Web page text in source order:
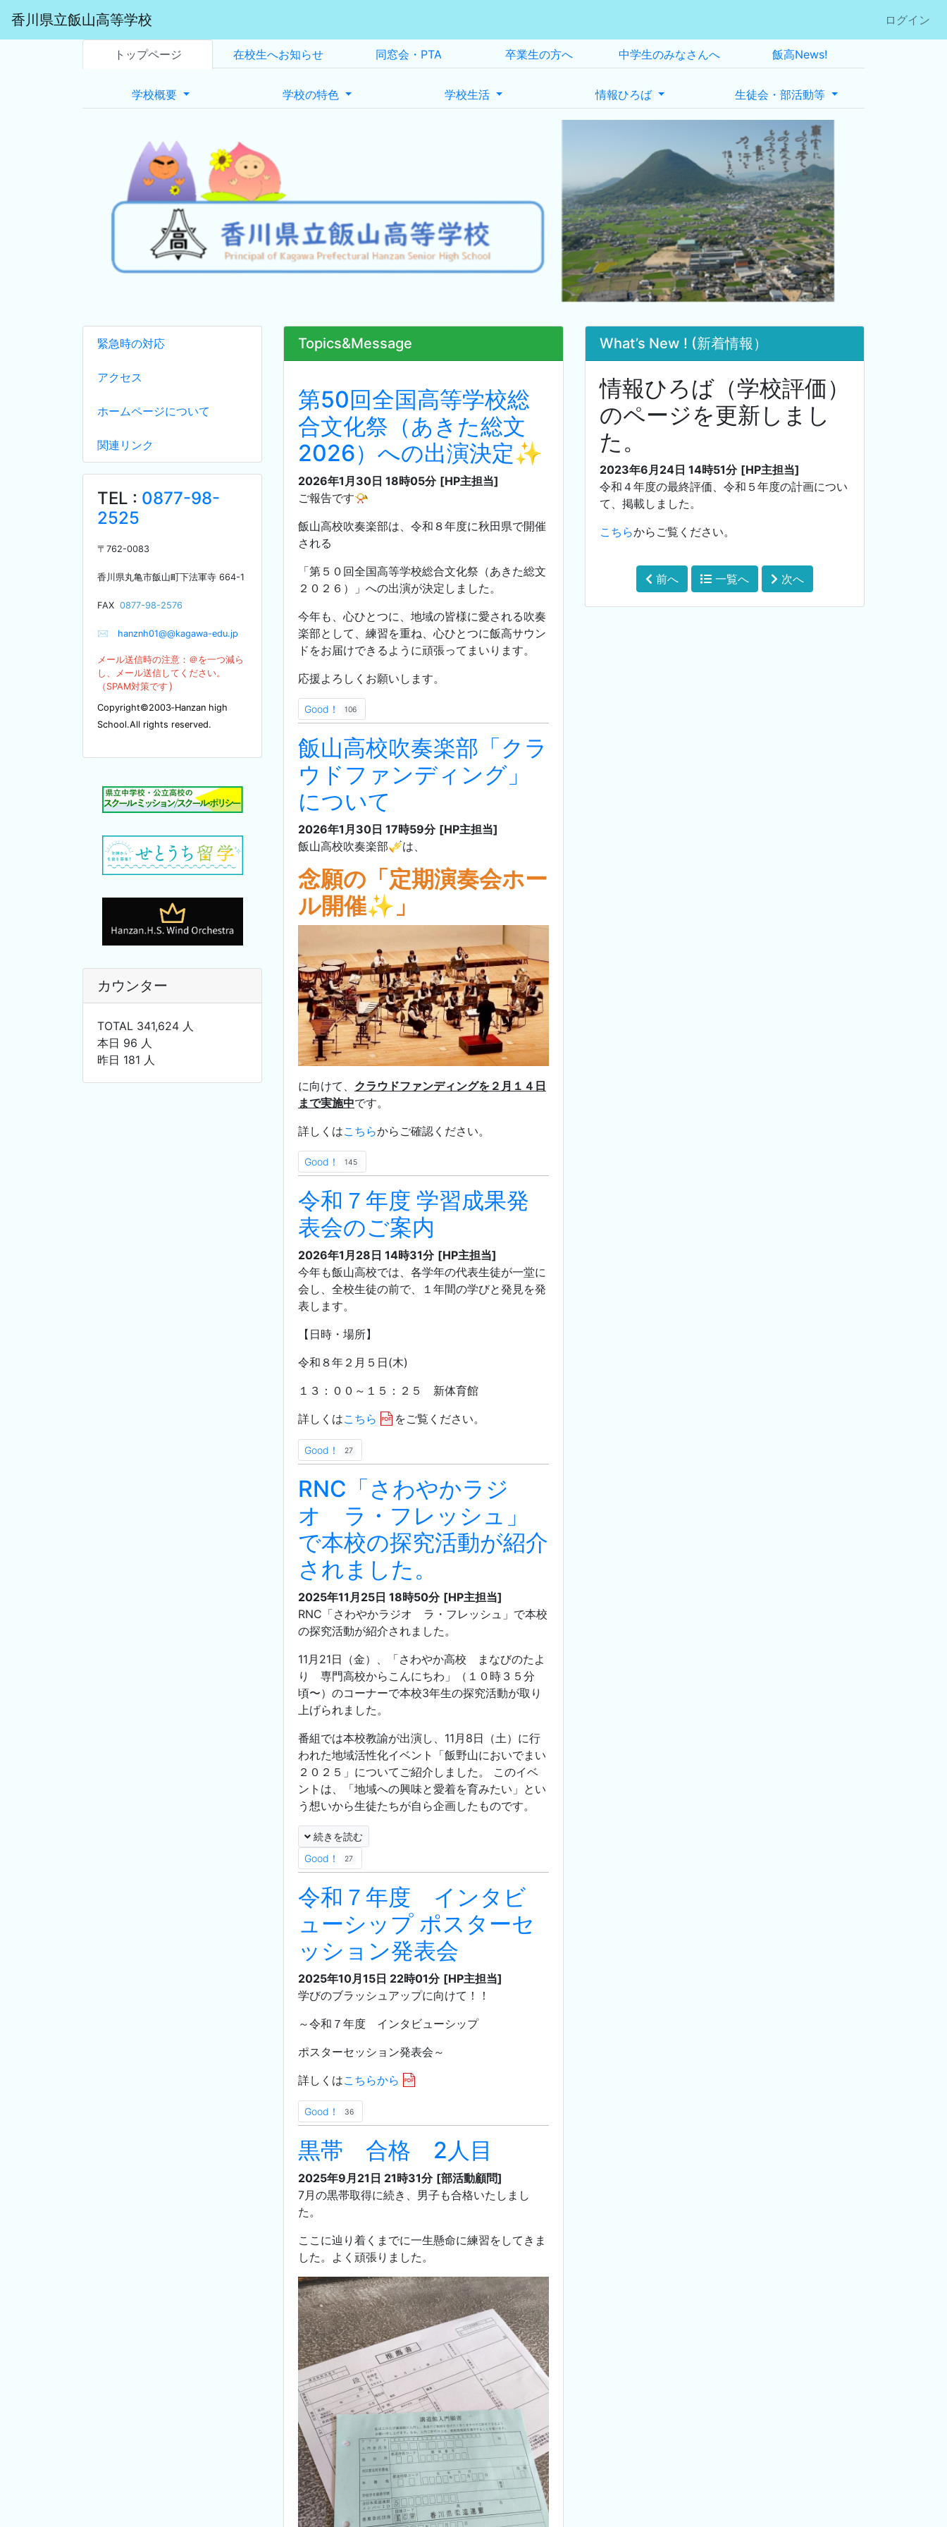
香川県立飯山高等学校 ログイン
トップページ 在校生へお知らせ 同窓会・PTA 卒業生の方へ 中学生のみなさんへ 飯高News!
学校概要 学校の特色 学校生活 情報ひろば 生徒会・部活動等
緊急時の対応
アクセス
ホームページについて
関連リンク
TEL : 0877-98-
2525
〒 762-0083
香川県丸亀市飯山町下法軍寺 664-1
FAX 0877-98-2576
✉ hanznh01@@kagawa-edu.jp
メール送信時の注意：＠を一つ減ら
し、メール送信してください。
（SPAM対策です ）
Copyright©2003‐Hanzan high
School.All rights reserved.
カウンター
TOTAL 341,624 人
本日 96 人
昨日 181 人
Topics&Message
第50回全国高等学校総
合文化祭（あきた総文
2026）への出演決定✨
2026年1月30日 18時05分 [HP主担当]
ご報告です📯
飯山高校吹奏楽部は、令和８年度に秋田県で開催
される
「第５０回全国高等学校総合文化祭（あきた総文
２０２６）」への出演が決定しました。
今年も、心ひとつに、地域の皆様に愛される吹奏
楽部として、練習を重ね、心ひとつに飯高サウン
ドをお届けできるように頑張ってまいります。
応援よろしくお願いします。
Good！ 106
飯山高校吹奏楽部「クラ
ウドファンディング」
について
2026年1月30日 17時59分 [HP主担当]
飯山高校吹奏楽部🎺は、
念願の「定期演奏会ホー
ル開催✨」
に向けて、 クラウドファンディングを２月１４日
まで実施中です。
詳しくはこちらからご確認ください。
Good！ 145
令和７年度 学習成果発
表会のご案内
2026年1月28日 14時31分 [HP主担当]
今年も飯山高校では、各学年の代表生徒が一堂に
会し、全校生徒の前で、１年間の学びと発見を発
表します。
【日時・場所】
令和８年２月５日(木)
１３：００～１５：２５ 新体育館
詳しくはこちら をご覧ください。
Good！ 27
RNC「さわやかラジ
オ ラ・フレッシュ」
で本校の探究活動が紹介
されました。
2025年11月25日 18時50分 [HP主担当]
RNC「さわやかラジオ ラ・フレッシュ」で本校
の探究活動が紹介されました。
11月21日（金）、「さわやか高校 まなびのたよ
り 専門高校からこんにちわ」（１０時３５分
頃〜）のコーナーで本校3年生の探究活動が取り
上げられました。
番組では本校教諭が出演し、11月8日（土）に行
われた地域活性化イベント「飯野山においでまい
２０２５」についてご紹介しました。 このイベ
ントは、「地域への興味と愛着を育みたい」とい
う想いから生徒たちが自ら企画したものです。
続きを読む
Good！
27
令和７年度 インタビ
ューシップ ポスターセ
ッション発表会
2025年10月15日 22時01分 [HP主担当]
学びのブラッシュアップに向けて！！
～令和７年度 インタビューシップ
ポスターセッション発表会～
詳しくはこちらから
Good！ 36
黒帯 合格 2人目
2025年9月21日 21時31分 [部活動顧問]
7月の黒帯取得に続き、男子も合格いたしまし
た。
ここに辿り着くまでに一生懸命に練習をしてきま
した。よく頑張りました。
What’s New ! (新着情報）
情報ひろば（学校評価）
のページを更新しまし
た。
2023年6月24日 14時51分 [HP主担当]
令和４年度の最終評価、令和５年度の計画につい
て、掲載しました。
こちらからご覧ください。
前へ 一覧へ 次へ